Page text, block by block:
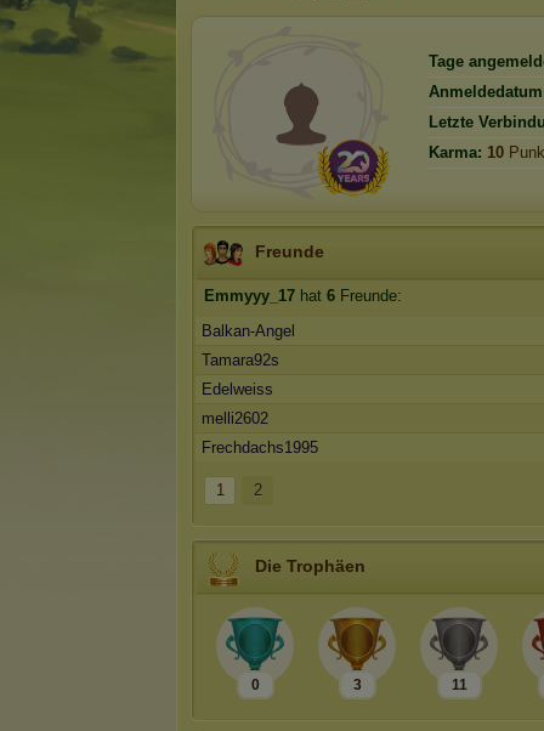
Tage
Letzte
Karma: 10
Freunde
Emmyyy_17 hat 6 Freunde:
Balkan-Angel
Tamara92s
Edelweiss
melli2602
Frechdachs1995
1 2
Die Trophäen
0 3 11